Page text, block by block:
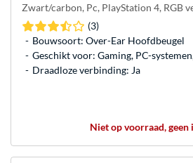
Zwart/carbon, Pc, PlayStation 4, RGB
(3)
Bouwsoort: Over-Ear Hoofdbeugel
Geschikt voor: Gaming, PC-
Draadloze verbinding: Ja
Niet op voorraad,